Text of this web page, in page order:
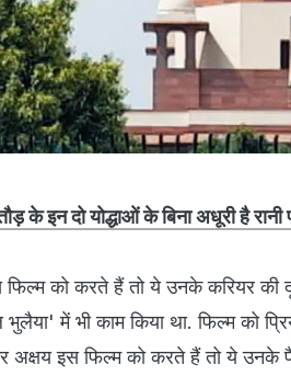
के इन दो योद्धाओं के बिना अधूरी है रानी
को करते हैं तो ये उनके करियर की
में भी काम किया था. फिल्म को
अक्षय इस फिल्म को करते हैं तो ये उनके